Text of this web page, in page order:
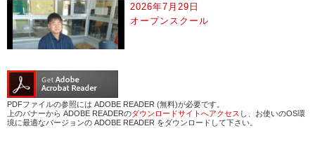
2026年7月29日
オープンスクール
PDFファイルの参照には ADOBE READER (無料)が必要です。
上のバナーから ADOBE READERのダウンロードサイトへアクセス し、お使いのOS環
境に最適なバージョンの ADOBE READER をダウンロードして下さい。